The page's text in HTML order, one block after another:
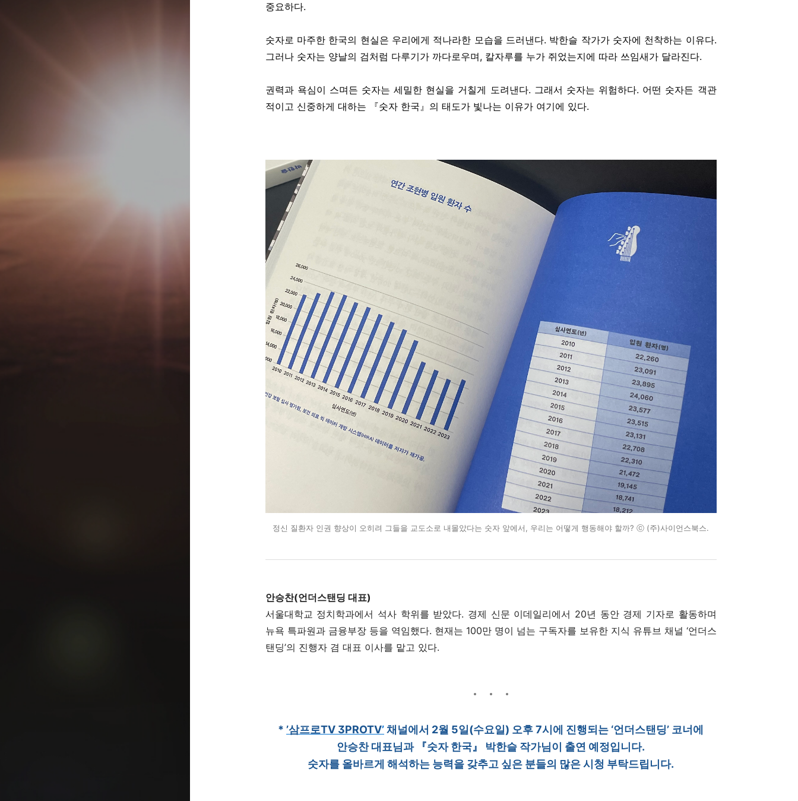
중요하다.
숫자로 마주한 한국의 현실은 우리에게 적나라한 모습을 드러낸다. 박한슬 작가가 숫자에 천착하는 이유다.
그러나 숫자는 양날의 검처럼 다루기가 까다로우며, 칼자루를 누가 쥐었는지에 따라 쓰임새가 달라진다.
권력과 욕심이 스며든 숫자는 세밀한 현실을 거칠게 도려낸다. 그래서 숫자는 위험하다. 어떤 숫자든 객관
적이고 신중하게 대하는 『숫자 한국』의 태도가 빛나는 이유가 여기에 있다.
정신 질환자 인권 향상이 오히려 그들을 교도소로 내몰았다는 숫자 앞에서, 우리는 어떻게 행동해야 할까? ⓒ (주)사이언스북스.
안승찬(언더스탠딩 대표)
서울대학교 정치학과에서 석사 학위를 받았다. 경제 신문 이데일리에서 20년 동안 경제 기자로 활동하며
뉴욕 특파원과 금융부장 등을 역임했다. 현재는 100만 명이 넘는 구독자를 보유한 지식 유튜브 채널 ‘언더스
탠딩’의 진행자 겸 대표 이사를 맡고 있다.
*’삼프로TV 3PROTV’채널에서 2월 5일(수요일) 오후 7시에 진행되는 ‘언더스탠딩’ 코너에
안승찬 대표님과
『숫자 한국』 박한슬 작가님이 출연 예정입니다.
숫자를 올바르게 해석하는 능력을 갖추고 싶은 분들의 많은 시청 부탁드립니다.